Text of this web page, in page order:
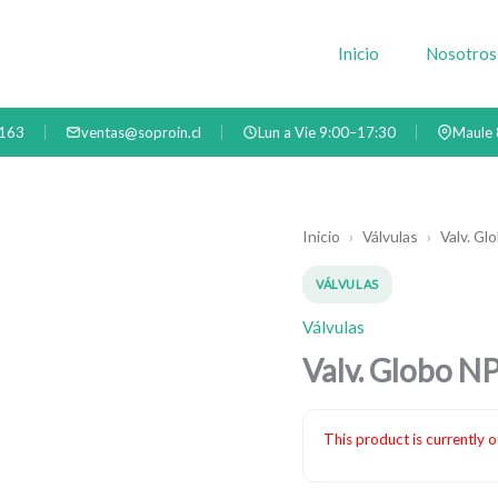
Inicio Nosotros
ventas@soproin.cl Lun a Vie 9:00–17:30 Maule
Inicio › Válvulas › Valv.
VÁLVULAS
Válvulas
Valv. Globo
This product is currently